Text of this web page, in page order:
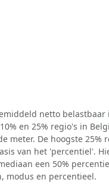
netto
en 25% regio's in
meter. De hoogste 25%
van het 'percentiel'.
een 50%
modus en percentieel.